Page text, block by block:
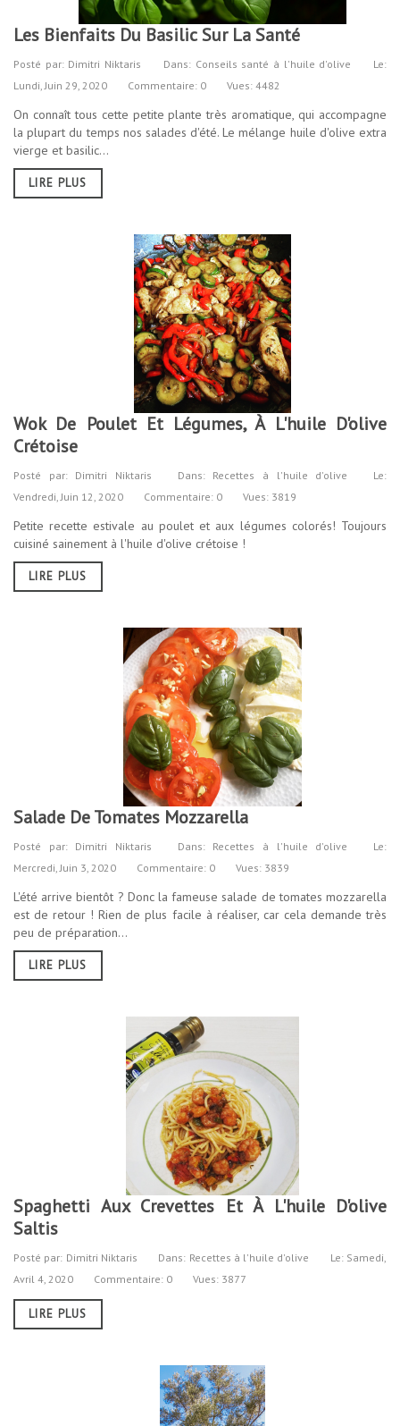
Les Bienfaits Du Basilic Sur La Santé
Posté par: Dimitri Niktaris Dans: Conseils santé à l'huile d'olive
Le:
Lundi, Juin 29, 2020 Commentaire: 0 Vues: 4482
On connaît tous cette petite plante très aromatique, qui accompagne
la plupart du temps nos salades d'été. Le mélange huile d'olive extra
vierge et basilic...
LIRE PLUS
Wok De Poulet Et Légumes, À L'huile D'olive
Crétoise
Posté par: Dimitri Niktaris Dans: Recettes à l'huile d'olive
Le:
Vendredi, Juin 12, 2020 Commentaire: 0 Vues: 3819
Petite recette estivale au poulet et aux légumes colorés! Toujours
cuisiné sainement à l'huile d'olive crétoise !
LIRE PLUS
Salade De Tomates Mozzarella
Posté par: Dimitri Niktaris Dans: Recettes à l'huile d'olive
Le:
Mercredi, Juin 3, 2020 Commentaire: 0 Vues: 3839
L'été arrive bientôt ? Donc la fameuse salade de tomates mozzarella
est de retour ! Rien de plus facile à réaliser, car cela demande très
peu de préparation...
LIRE PLUS
Spaghetti Aux Crevettes Et À L'huile D'olive
Saltis
Posté par: Dimitri Niktaris Dans: Recettes à l'huile d'olive Le: Samedi,
Avril 4, 2020 Commentaire: 0 Vues: 3877
LIRE PLUS